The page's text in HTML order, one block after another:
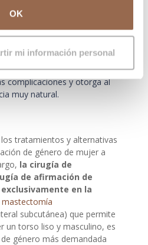
OK
mi información personal
Las prótesis testiculares
anatómicas con forma
de faloplastia o
un resultado completo. Es
complicaciones y otorga al
muy natural.
tratamientos y alternativas
de género de mujer a
la cirugía de
de afirmación de
en la
mastectomía
subcutánea) que permite
un torso liso y masculino, es
género más demandada